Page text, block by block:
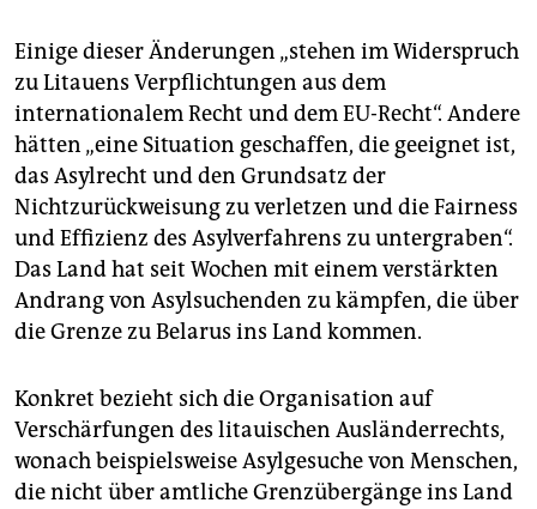
Einige dieser Änderungen „stehen im Widerspruch
zu Litauens Verpflichtungen aus dem
internationalem Recht und dem EU-Recht“. Andere
hätten „eine Situation geschaffen, die geeignet ist,
das Asylrecht und den Grundsatz der
Nichtzurückweisung zu verletzen und die Fairness
und Effizienz des Asylverfahrens zu untergraben“.
Das Land hat seit Wochen mit einem verstärkten
Andrang von Asylsuchenden zu kämpfen, die über
die Grenze zu Belarus ins Land kommen.
Konkret bezieht sich die Organisation auf
Verschärfungen des litauischen Ausländerrechts,
wonach beispielsweise Asylgesuche von Menschen,
die nicht über amtliche Grenzübergänge ins Land